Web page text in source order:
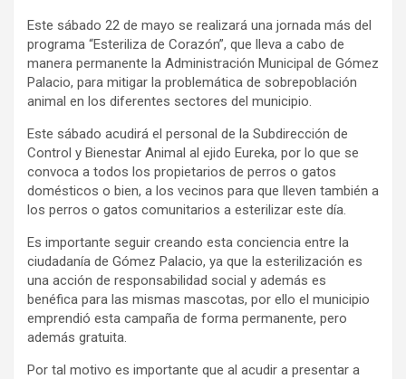
Este sábado 22 de mayo se realizará una jornada más del
programa “Esteriliza de Corazón”, que lleva a cabo de
manera permanente la Administración Municipal de Gómez
Palacio, para mitigar la problemática de sobrepoblación
animal en los diferentes sectores del municipio.
Este sábado acudirá el personal de la Subdirección de
Control y Bienestar Animal al ejido Eureka, por lo que se
convoca a todos los propietarios de perros o gatos
domésticos o bien, a los vecinos para que lleven también a
los perros o gatos comunitarios a esterilizar este día.
Es importante seguir creando esta conciencia entre la
ciudadanía de Gómez Palacio, ya que la esterilización es
una acción de responsabilidad social y además es
benéfica para las mismas mascotas, por ello el municipio
emprendió esta campaña de forma permanente, pero
además gratuita.
Por tal motivo es importante que al acudir a presentar a